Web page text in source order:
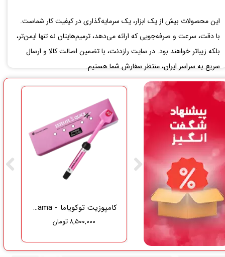
این محصولات بیش از یک ابزار، یک سرمایه‌گذاری در کیفیت کار شماست.
با دقت، سرعت و صرفه‌جویی که ارائه می‌دهد، ترمیم‌هایتان نه تنها ایمن‌تر،
بلکه زیباتر خواهند بود. در سایت رازدنت، با تضمین اصالت کالا و ارسال
سریع به سراسر ایران، منتظر سفارش شما هستیم.
کامپوزیت توکویاما - Tokuyama
۸,۵۰۰,۰۰۰ تومان
گاز دندانپزشکی نفیس طب سلامت
۳۷۵,۰۰۰ تومان